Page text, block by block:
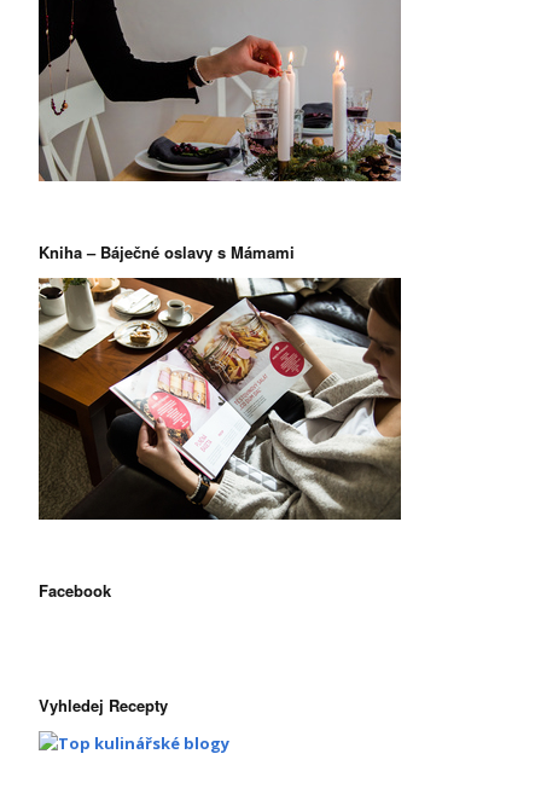
Kniha – Báječné oslavy s Mámami
Facebook
Vyhledej Recepty